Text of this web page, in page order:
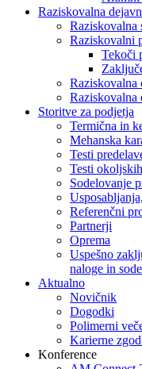
Raziskovalna
Raziskovalna
Raziskovalni
Tekoči
Raziskovalna
Raziskovalna
Storitve za podjetja
Termična in
Mehanska
Testi
Testi
Sodelovanje
Referenčni
Partnerji
Oprema
Uspešno
naloge in
Aktualno
Novičnik
Dogodki
Polimerni
Karierne
Konference